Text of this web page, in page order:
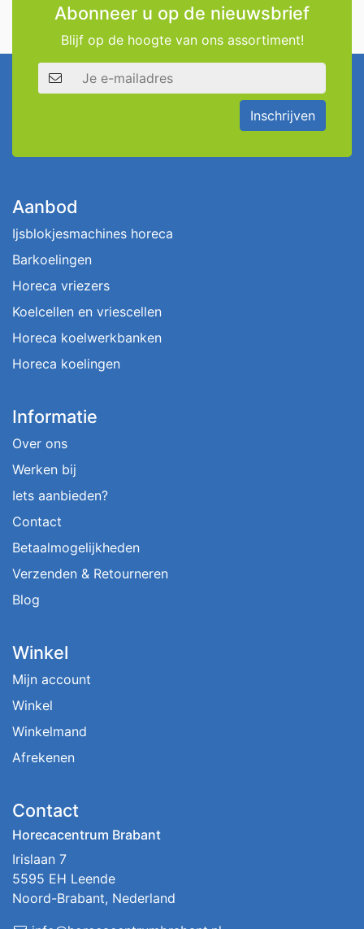
Abonneer u op de nieuwsbrief
Blijf op de hoogte van ons assortiment!
E-mailadres
Inschrijven
Aanbod
Ijsblokjesmachines horeca
Barkoelingen
Horeca vriezers
Koelcellen en vriescellen
Horeca koelwerkbanken
Horeca koelingen
Informatie
Over ons
Werken bij
Iets aanbieden?
Contact
Betaalmogelijkheden
Verzenden & Retourneren
Blog
Winkel
Mijn account
Winkel
Winkelmand
Afrekenen
Contact
Horecacentrum Brabant
Irislaan 7
5595 EH Leende
Noord-Brabant, Nederland